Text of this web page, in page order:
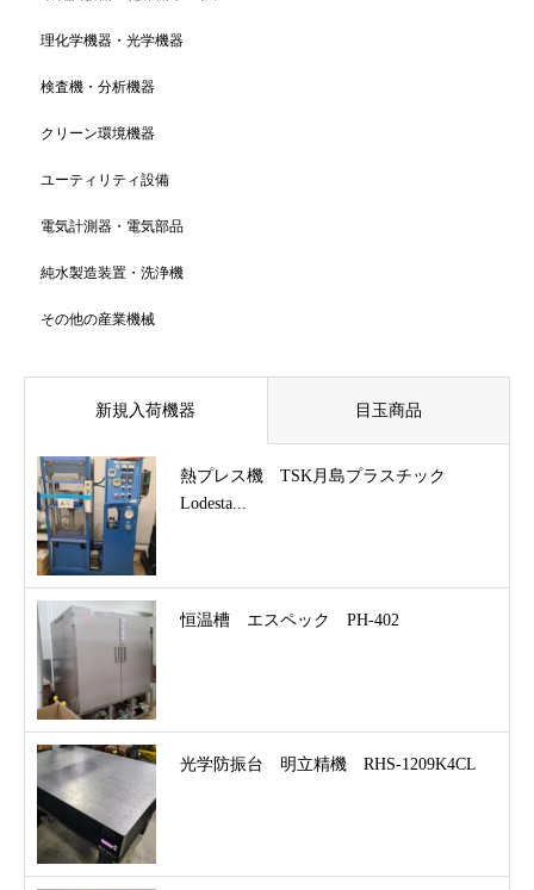
理化学機器・光学機器
検査機・分析機器
クリーン環境機器
ユーティリティ設備
電気計測器・電気部品
純水製造装置・洗浄機
その他の産業機械
新規入荷機器 目玉商品
熱プレス機 TSK月島プラスチック
Lodesta...
恒温槽 エスペック PH-402
光学防振台 明立精機 RHS-1209K4CL